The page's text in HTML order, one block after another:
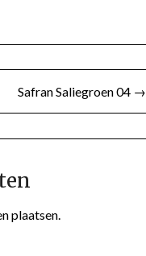
Safran Saliegroen 04 →
plaatsen.